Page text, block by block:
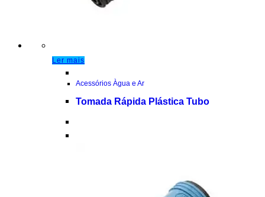
Ler mais
Acessórios Àgua e Ar
Tomada Rápida Plástica Tubo